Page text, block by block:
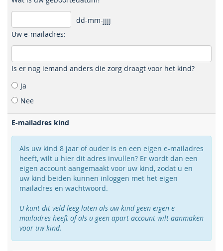
dd-mm-jjjj
Uw e-mailadres:
Is er nog iemand anders die zorg draagt voor het kind?
Ja
Nee
E-mailadres kind
Als uw kind 8 jaar of ouder is en een eigen e-mailadres
heeft, wilt u hier dit adres invullen? Er wordt dan een
eigen account aangemaakt voor uw kind, zodat u en
uw kind beiden kunnen inloggen met het eigen
mailadres en wachtwoord.
U kunt dit veld leeg laten als uw kind geen eigen e-
mailadres heeft of als u geen apart account wilt aanmaken
voor uw kind.